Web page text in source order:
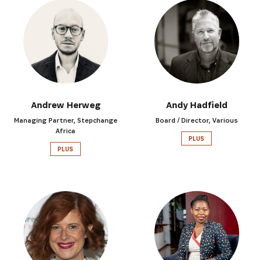
Andrew Herweg
Managing Partner, Stepchange
Africa
PLUS
Andy Hadfield
Board / Director, Various
PLUS